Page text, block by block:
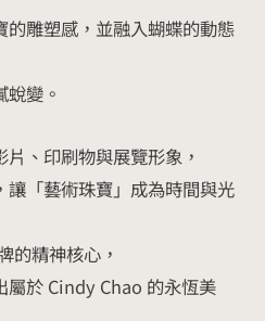
雕塑感，並融入蝴蝶的動態
變。
、印刷物與展覽形象，
「藝術珠寶」成為時間與光
的精神核心，
屬於 Cindy Chao 的永恆美